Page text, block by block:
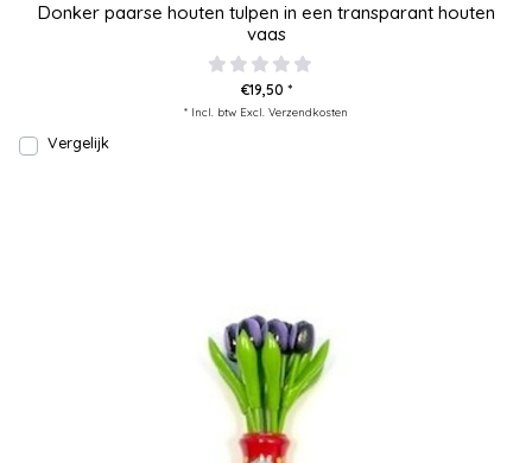
Donker paarse houten tulpen in een transparant houten
vaas
€19,50 *
* Incl. btw Excl. Verzendkosten
Vergelijk